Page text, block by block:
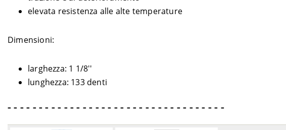
elevata resistenza alle alte temperature
Dimensioni:
larghezza: 1 1/8''
lunghezza: 133 denti
- - - - - - - - - - - - - - - - - - - - - - - - - - - - - - - - - - -